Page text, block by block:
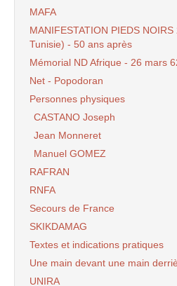
MAFA
MANIFESTATION PIEDS
Tunisie) - 50 ans après
Mémorial ND Afrique - 26 mars
Net - Popodoran
Personnes physiques
CASTANO Joseph
Jean Monneret
Manuel GOMEZ
RAFRAN
RNFA
Secours de France
SKIKDAMAG
Textes et indications pratiques
Une main devant une main
UNIRA